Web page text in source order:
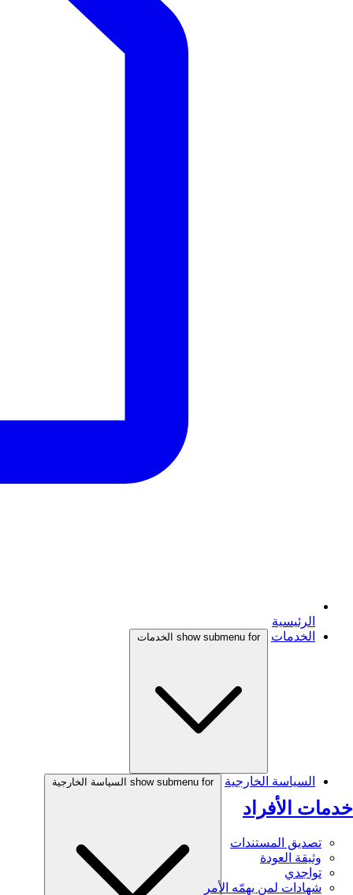
الرئيسية
الخدمات
show submenu for الخدمات
خدمات الأفراد
تصديق المستندات
وثيقة العودة
تواجدي
شهادات لمن يهمّه الأمر
السياسة الخارجية show submenu for السياسة الخارجية